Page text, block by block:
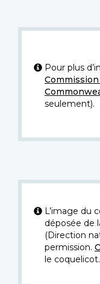
Pour plus
seulement).
L’image du
déposée de
(Direction
permission.
le coquelicot.